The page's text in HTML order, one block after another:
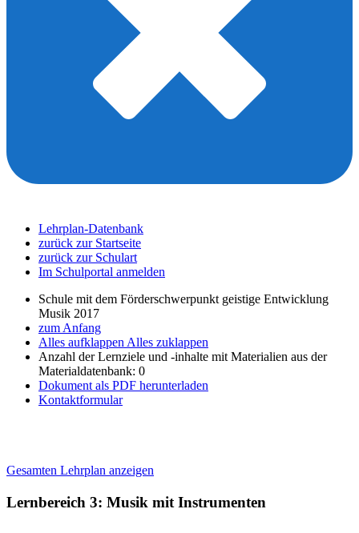
Lehrplan-Datenbank
zurück zur Startseite
zurück zur Schulart
Im Schulportal anmelden
Schule mit dem Förderschwerpunkt geistige Entwicklung
Musik 2017
zum Anfang
Alles aufklappen Alles zuklappen
Anzahl der Lernziele und -inhalte mit Materialien aus der
Materialdatenbank: 0
Dokument als PDF herunterladen
Kontaktformular
Gesamten Lehrplan anzeigen
Lernbereich 3: Musik mit Instrumenten